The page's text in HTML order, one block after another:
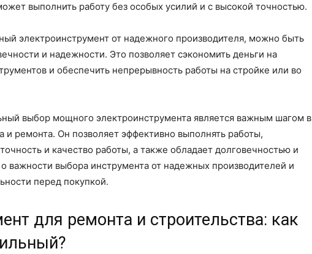
выполнить работу без особых усилий и с высокой точностью.
электроинструмент от надежного производителя, можно быть
и надежности. Это позволяет сэкономить деньги на
и обеспечить непрерывность работы на стройке или во
выбор мощного электроинструмента является важным шагом в
и ремонта. Он позволяет эффективно выполнять работы,
и качество работы, а также обладает долговечностью и
важности выбора инструмента от надежных производителей и
перед покупкой.
для ремонта и строительства: как